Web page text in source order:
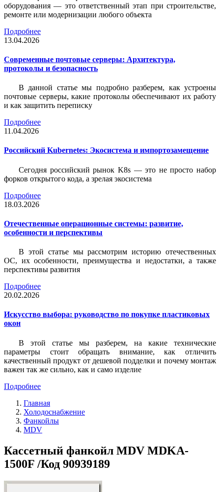
оборудования — это ответственный этап при строительстве,
ремонте или модернизации любого объекта
Подробнее
13.04.2026
Современные почтовые серверы: Архитектура,
протоколы и безопасность
В данной статье мы подробно разберем, как устроены
почтовые серверы, какие протоколы обеспечивают их работу
и как защитить переписку
Подробнее
11.04.2026
Российский Kubernetes: Экосистема и импортозамещение
Сегодня российский рынок K8s — это не просто набор
форков открытого кода, а зрелая экосистема
Подробнее
18.03.2026
Отечественные операционные системы: развитие,
особенности и перспективы
В этой статье мы рассмотрим историю отечественных
ОС, их особенности, преимущества и недостатки, а также
перспективы развития
Подробнее
20.02.2026
Искусство выбора: руководство по покупке пластиковых
окон
В этой статье мы разберем, на какие технические
параметры стоит обращать внимание, как отличить
качественный продукт от дешевой подделки и почему монтаж
важен так же сильно, как и само изделие
Подробнее
Главная
Холодоснабжение
Фанкойлы
MDV
Кассетный фанкойл MDV MDKA-
1500F /Код 90939189